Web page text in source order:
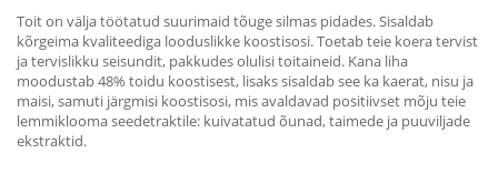
Toit on välja töötatud suurimaid tõuge silmas pidades. Sisaldab
kõrgeima kvaliteediga looduslikke koostisosi. Toetab teie koera tervist
ja tervislikku seisundit, pakkudes olulisi toitaineid. Kana liha
moodustab 48% toidu koostisest, lisaks sisaldab see ka kaerat, nisu ja
maisi, samuti järgmisi koostisosi, mis avaldavad positiivset mõju teie
lemmiklooma seedetraktile: kuivatatud õunad, taimede ja puuviljade
ekstraktid.